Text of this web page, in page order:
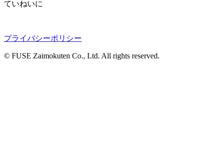
ていねいに
プライバシーポリシー
© FUSE Zaimokuten Co., Ltd. All rights reserved.